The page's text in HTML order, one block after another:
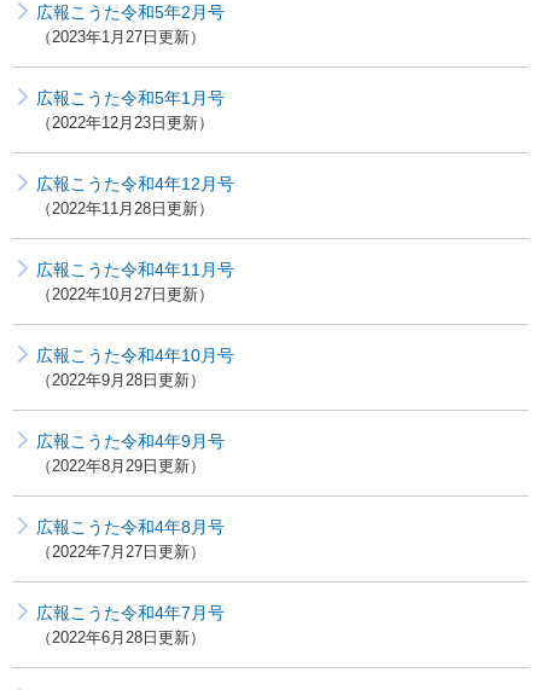
広報こうた令和5年2月号
2023年1月27日更新
広報こうた令和5年1月号
2022年12月23日更新
広報こうた令和4年12月号
2022年11月28日更新
広報こうた令和4年11月号
2022年10月27日更新
広報こうた令和4年10月号
2022年9月28日更新
広報こうた令和4年9月号
2022年8月29日更新
広報こうた令和4年8月号
2022年7月27日更新
広報こうた令和4年7月号
2022年6月28日更新